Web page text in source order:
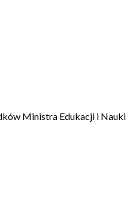
Ministra Edukacji i Nauki